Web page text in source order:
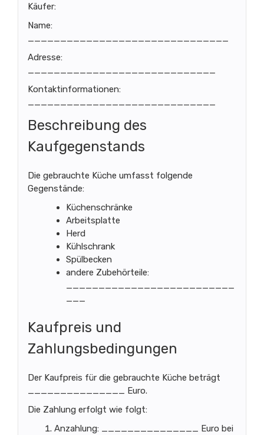
Käufer:
Name:
Adresse:
Kontaktinformationen:
Beschreibung des
Kaufgegenstands
Die gebrauchte Küche umfasst folgende
Gegenstände:
Küchenschränke
Arbeitsplatte
Herd
Kühlschrank
Spülbecken
andere Zubehörteile:
Kaufpreis und
Zahlungsbedingungen
Der Kaufpreis für die gebrauchte Küche beträgt
_______________ Euro.
Die Zahlung erfolgt wie folgt:
Anzahlung: _______________ Euro bei